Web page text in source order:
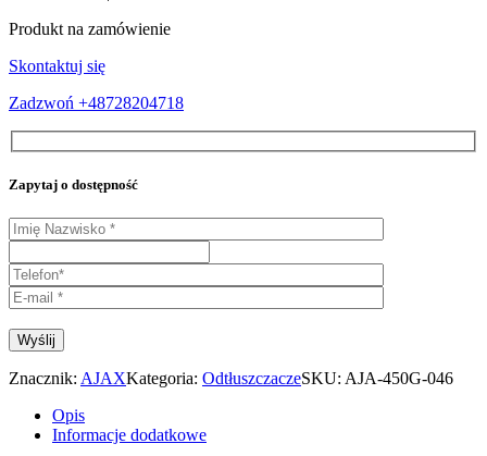
Produkt na zamówienie
Skontaktuj się
Zadzwoń +48728204718
Zapytaj o dostępność
Znacznik: AJAXKategoria: OdtłuszczaczeSKU: AJA-450G-046
Opis
Informacje dodatkowe